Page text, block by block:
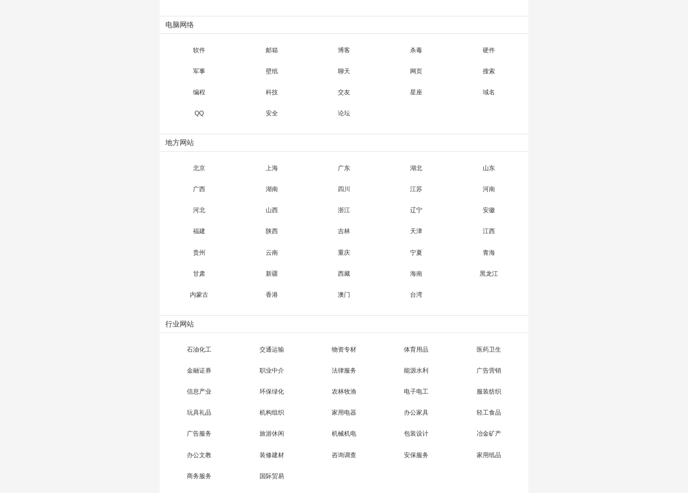
电脑网络
软件 邮箱 博客 杀毒 硬件
军事 壁纸 聊天 网页 搜索
编程 科技 交友 星座 域名
QQ 安全 论坛
地方网站
北京 上海 广东 湖北 山东
广西 湖南 四川 江苏 河南
河北 山西 浙江 辽宁 安徽
福建 陕西 吉林 天津 江西
贵州 云南 重庆 宁夏 青海
甘肃 新疆 西藏 海南 黑龙江
内蒙古 香港 澳门 台湾
行业网站
石油化工 交通运输 物资专材 体育用品 医药卫生
金融证券 职业中介 法律服务 能源水利 广告营销
信息产业 环保绿化 农林牧渔 电子电工 服装纺织
玩具礼品 机构组织 家用电器 办公家具 轻工食品
广告服务 旅游休闲 机械机电 包装设计 冶金矿产
办公文教 装修建材 咨询调查 安保服务 家用纸品
商务服务 国际贸易